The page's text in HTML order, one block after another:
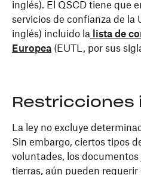
inglés). El QSCD tiene que
servicios de confianza de la
inglés) incluido la lista de
Europea (EUTL, por sus
Restricciones
La ley no excluye
Sin embargo, ciertos tipos
voluntades, los
tierras, aún pueden requerir